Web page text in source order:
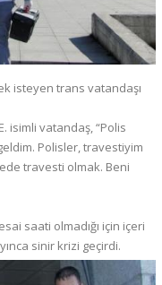
isteyen trans vatandaşı
isimli vatandaş, “Polis
Polisler, travestiyim
travesti olmak. Beni
saati olmadığı için içeri
sinir krizi geçirdi.